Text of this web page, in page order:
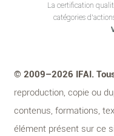
La certification
catégories
© 2009–2026 IFAI.
reproduction, copie ou
contenus, formations,
élément présent sur ce